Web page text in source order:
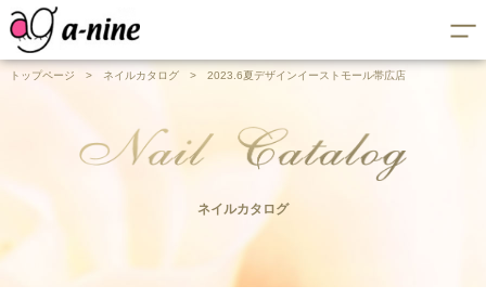
トップページ > ネイルカタログ > 2023.6夏デザインイーストモール帯広店
ネイルカタログ